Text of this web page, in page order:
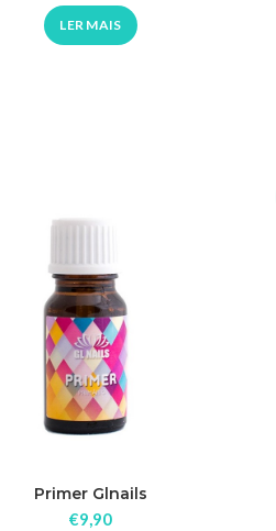
LER MAIS
Primer Glnails
€9,90